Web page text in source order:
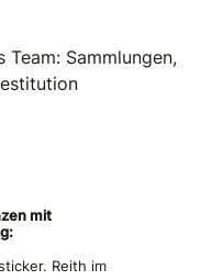
Sammlungen,
mit
Reith im